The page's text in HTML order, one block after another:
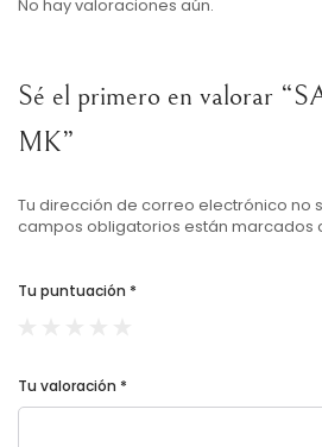
No hay valoraciones aún.
Sé el primero en valorar
MK”
Tu dirección de correo electrónico no
campos obligatorios están marcados
Tu puntuación *
Tu valoración *